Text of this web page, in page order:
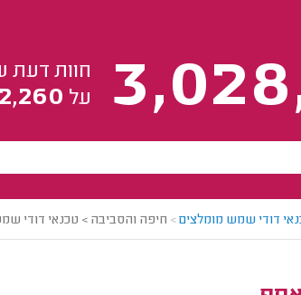
חוות דעת
על
דודי שמש מומלצים> חיפה והסביבה > טכנאי דודי